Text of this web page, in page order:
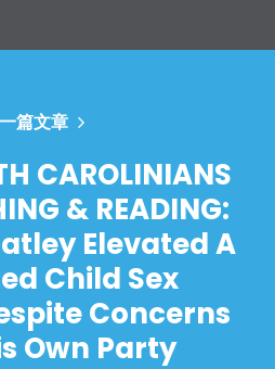
篇文章
CAROLINIANS
& READING:
Elevated A
Child Sex
Concerns
Own Party